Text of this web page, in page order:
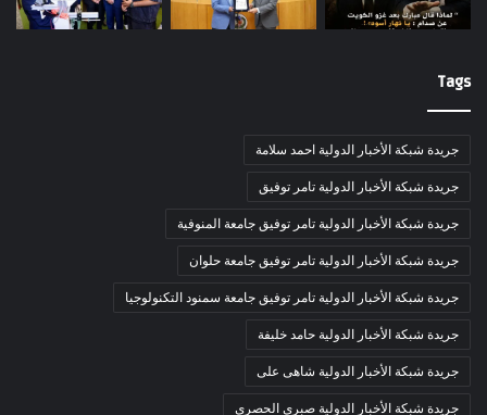
Tags
جريدة شبكة الأخبار الدولية احمد سلامة
جريدة شبكة الأخبار الدولية تامر توفيق
جريدة شبكة الأخبار الدولية تامر توفيق جامعة المنوفية
جريدة شبكة الأخبار الدولية تامر توفيق جامعة حلوان
جريدة شبكة الأخبار الدولية تامر توفيق جامعة سمنود التكنولوجيا
جريدة شبكة الأخبار الدولية حامد خليفة
جريدة شبكة الأخبار الدولية شاهى على
جريدة شبكة الأخبار الدولية صبري الحصري